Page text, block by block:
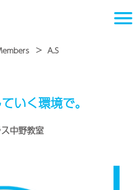
A.S
いく環境で。
中野教室